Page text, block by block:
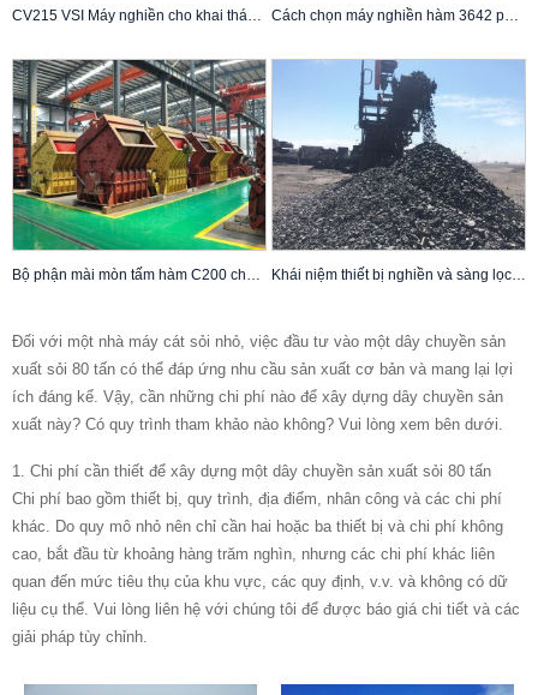
Đối với một nhà máy cát sỏi nhỏ, việc đầu tư vào một dây chuyền sản
xuất sỏi 80 tấn có thể đáp ứng nhu cầu sản xuất cơ bản và mang lại lợi
ích đáng kể. Vậy, cần những chi phí nào để xây dựng dây chuyền sản
xuất này? Có quy trình tham khảo nào không? Vui lòng xem bên dưới.
1. Chi phí cần thiết để xây dựng một dây chuyền sản xuất sỏi 80 tấn
Chi phí bao gồm thiết bị, quy trình, địa điểm, nhân công và các chi phí
khác. Do quy mô nhỏ nên chỉ cần hai hoặc ba thiết bị và chi phí không
cao, bắt đầu từ khoảng hàng trăm nghìn, nhưng các chi phí khác liên
quan đến mức tiêu thụ của khu vực, các quy định, v.v. và không có dữ
liệu cụ thể. Vui lòng liên hệ với chúng tôi để được báo giá chi tiết và các
giải pháp tùy chỉnh.